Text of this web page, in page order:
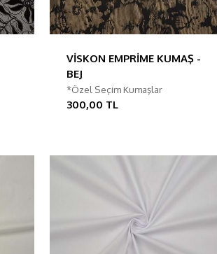
VİSKON EMPRİME KUMAŞ -
BEJ
*Özel Seçim Kumaşlar
300,00 TL